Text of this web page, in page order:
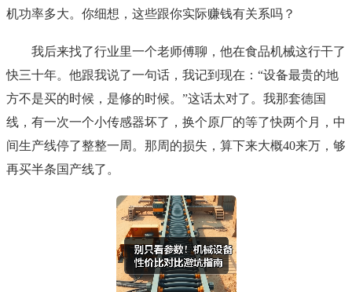
机功率多大。你细想，这些跟你实际赚钱有关系吗？
我后来找了行业里一个老师傅聊，他在食品机械这行干了
快三十年。他跟我说了一句话，我记到现在：“设备最贵的地
方不是买的时候，是修的时候。”这话太对了。我那套德国
线，有一次一个小传感器坏了，换个原厂的等了快两个月，中
间生产线停了整整一周。那周的损失，算下来大概40来万，够
再买半条国产线了。